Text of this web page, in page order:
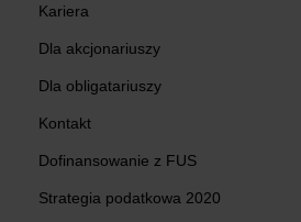
Kariera
Dla akcjonariuszy
Dla obligatariuszy
Kontakt
Dofinansowanie z FUS
Strategia podatkowa 2020